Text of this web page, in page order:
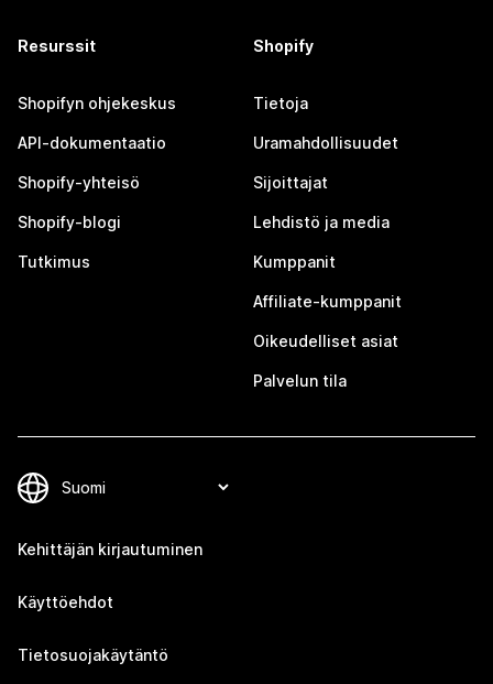
Resurssit
Shopifyn ohjekeskus
API-dokumentaatio
Shopify-yhteisö
Shopify-blogi
Tutkimus
Shopify
Tietoja
Uramahdollisuudet
Sijoittajat
Lehdistö ja media
Kumppanit
Affiliate-kumppanit
Oikeudelliset asiat
Palvelun tila
Kehittäjän kirjautuminen
Käyttöehdot
Tietosuojakäytäntö